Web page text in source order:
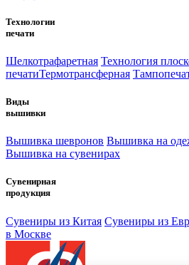
Технологии
печати
Шелкотрафаретная Технология
печатиТермотрансферная
Виды
вышивки
Вышивка шевронов Вышивка на
Вышивка на сувенирах
Сувенирная
продукция
Сувениры из Китая Сувениры из
в Москве